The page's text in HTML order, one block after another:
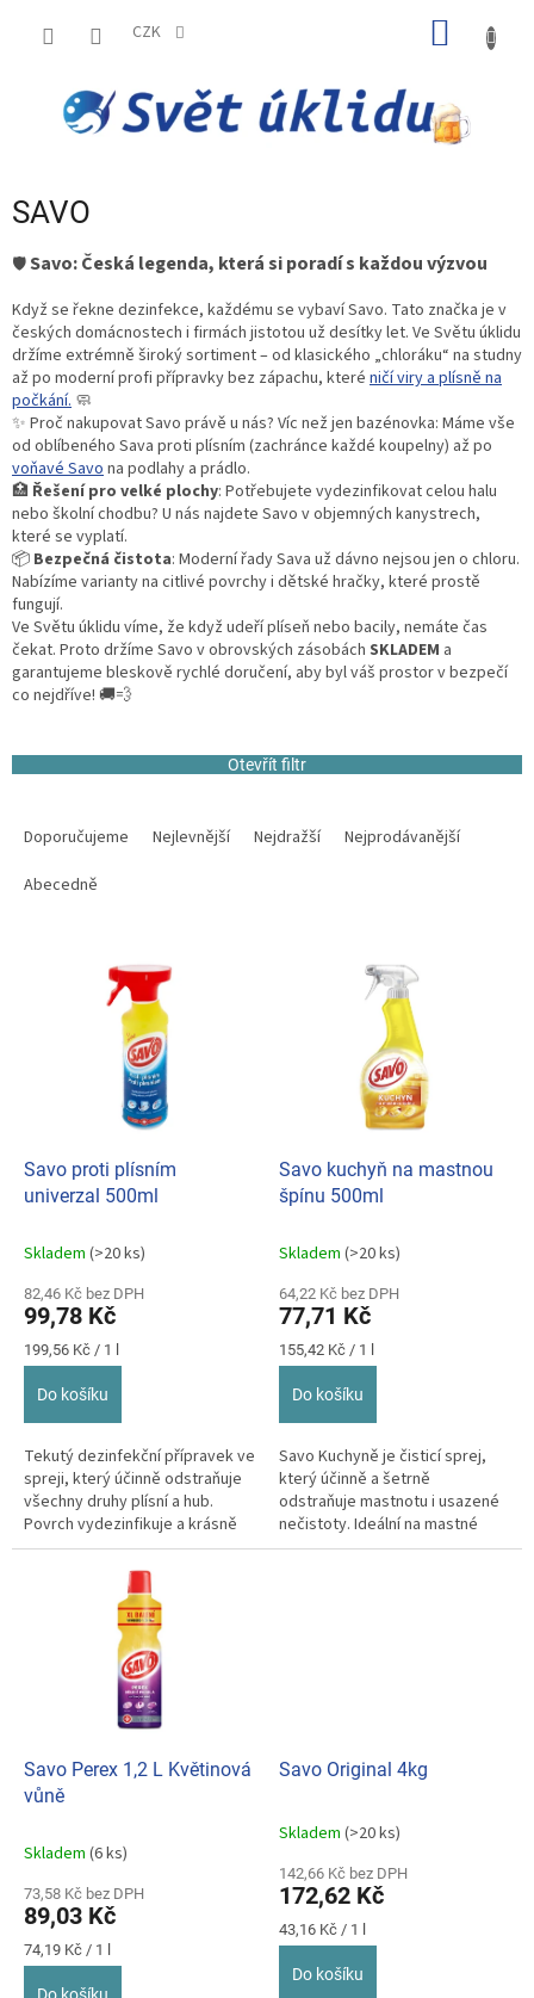
CZK
SAVO
🛡️Savo: Česká legenda, která si poradí s každou výzvou
Když se řekne dezinfekce, každému se vybaví Savo. Tato značka je v
českých domácnostech i firmách jistotou už desítky let. Ve Světu úklidu
držíme extrémně široký sortiment – od klasického „chloráku“ na studny
až po moderní profi přípravky bez zápachu, které ničí viry a plísně na
počkání. 🧼
✨ Proč nakupovat Savo právě u nás? Víc než jen bazénovka: Máme vše
od oblíbeného Sava proti plísním (zachránce každé koupelny) až po
voňavé Savo na podlahy a prádlo.
🏥 Řešení pro velké plochy: Potřebujete vydezinfikovat celou halu
nebo školní chodbu? U nás najdete Savo v objemných kanystrech,
které se vyplatí.
📦 Bezpečná čistota: Moderní řady Sava už dávno nejsou jen o chloru.
Nabízíme varianty na citlivé povrchy i dětské hračky, které prostě
fungují.
Ve Světu úklidu víme, že když udeří plíseň nebo bacily, nemáte čas
čekat. Proto držíme Savo v obrovských zásobách SKLADEM a
garantujeme bleskově rychlé doručení, aby byl váš prostor v bezpečí
co nejdříve! 🚚💨
Otevřít filtr
Doporučujeme Nejlevnější Nejdražší
Nejprodávanější
Abecedně
Savo proti plísním
univerzal 500ml
Skladem (>20 ks)
82,46 Kč bez DPH
99,78 Kč
Měrná
cena:
199,56 Kč / 1 l
Do košíku
Tekutý dezinfekční přípravek ve
spreji, který účinně odstraňuje
všechny druhy plísní a hub.
Povrch vydezinfikuje a krásně
vybělí. Savo proti...
Savo kuchyň na mastnou
špínu 500ml
Skladem (>20 ks)
64,22 Kč bez DPH
77,71 Kč
Měrná
cena:
155,42 Kč / 1 l
Do košíku
Savo Kuchyně je čisticí sprej,
který účinně a šetrně
odstraňuje mastnotu i usazené
nečistoty. Ideální na mastné
pracovní desky, obkládačky,
Savo Perex 1,2 L Květinová
vůně
Skladem (6 ks)
73,58 Kč bez DPH
89,03 Kč
Měrná
cena:
74,19 Kč / 1 l
Savo Original 4kg
Průměrné
produktu
je
5,0
z
Skladem (>20 ks)
142,66 Kč bez DPH
172,62 Kč
Měrná
cena:
43,16 Kč / 1 l
Do košíku